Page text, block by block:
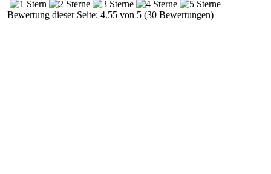
Bewertung dieser Seite: 4.55 von 5 (30 Bewertungen)